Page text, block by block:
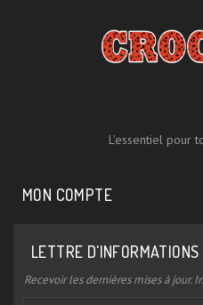
L'essentiel pour
MON COMPTE
LETTRE D'INFORMATIONS
Recevoir les dernières mises à jour.